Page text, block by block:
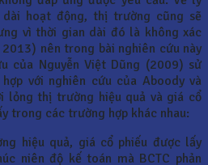
hoạt động, thị trường cũng sẽ
vì thời gian dài đó là không xác
nên trong bài nghiên cứu này
của Nguyễn Việt Dũng (2009) sử
với nghiên cứu của Aboody và
lỏng thị trường hiệu quả và giá cổ
trong các trường hợp khác nhau:
hiệu quả, giá cổ phiếu được lấy
niên độ kế toán mà BCTC phản